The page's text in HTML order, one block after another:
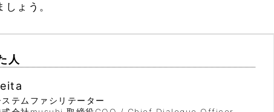
ょう。
人
ステムファシリテーター